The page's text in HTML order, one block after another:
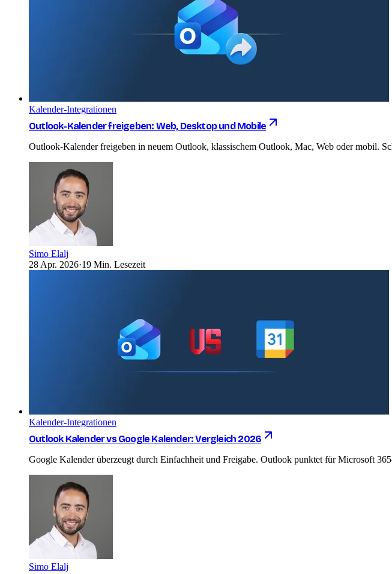
Kalender-Integrationen
Outlook-Kalender freigeben: Web, Desktop und Mobile
Outlook-Kalender freigeben in neuem Outlook, klassischem Outlook, Mac, Web oder mobil.
Simo Elalj
28 Apr. 2026·19 Min. Lesezeit
Kalender-Integrationen
Outlook Kalender vs Google Kalender: Vergleich 2026
Google Kalender überzeugt durch Einfachheit und Freigabe. Outlook punktet für Microsoft
Simo Elalj